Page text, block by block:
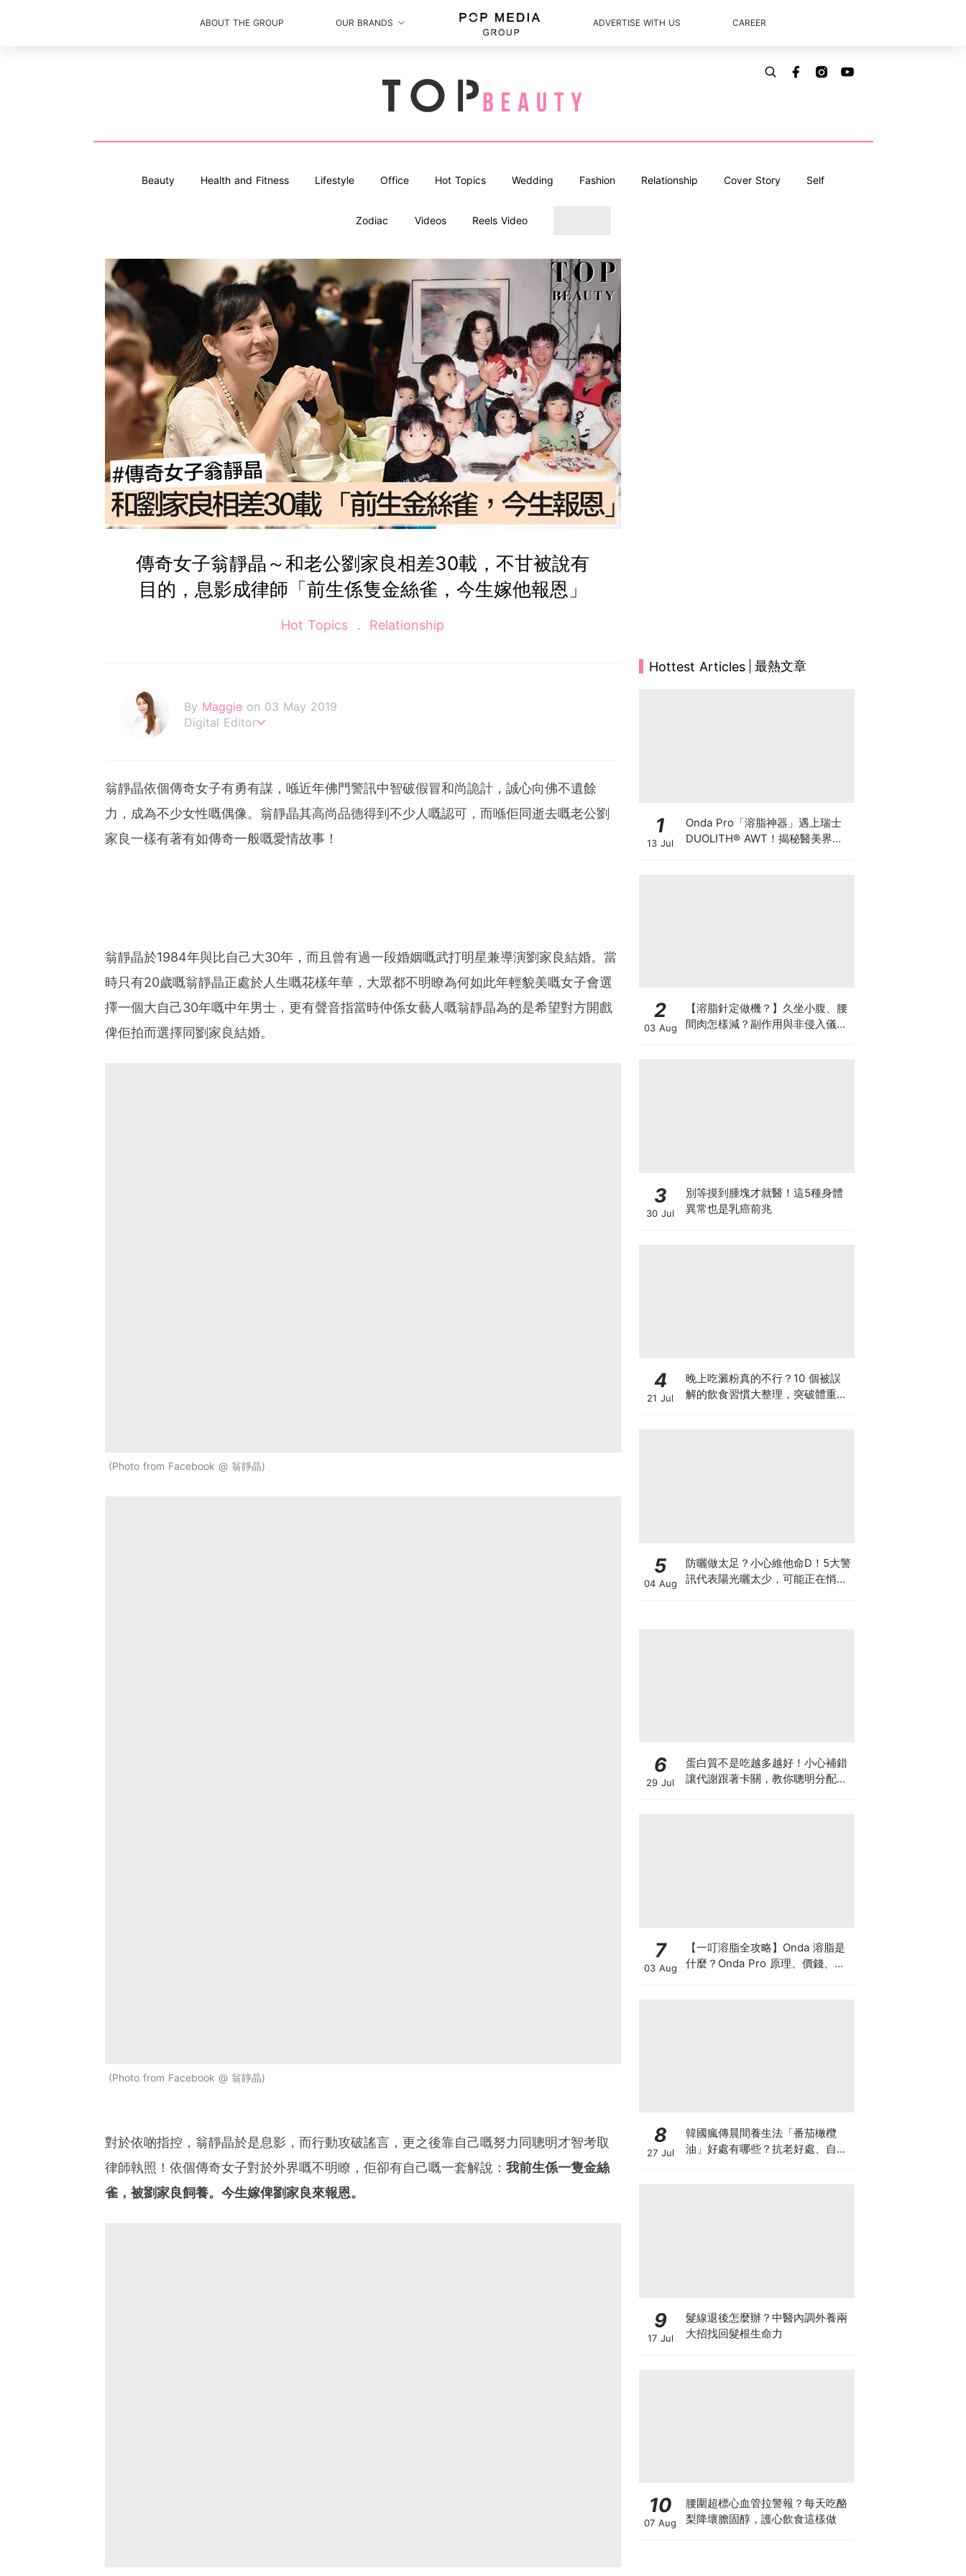
ABOUT THE GROUP OUR BRANDS ADVERTISE WITH US CAREER
Beauty Health and Fitness Lifestyle Office Hot Topics Wedding Fashion Relationship Cover Story Self
Zodiac Videos Reels Video
傳奇女子翁靜晶～和老公劉家良相差30載，不甘被說有
目的，息影成律師「前生係隻金絲雀，今生嫁他報恩」
Hot Topics Relationship
By Maggie on 03 May 2019
Digital Editor
翁靜晶依個傳奇女子有勇有謀，喺近年佛門警訊中智破假冒和尚詭計，誠心向佛不遺餘
力，成為不少女性嘅偶像。翁靜晶其高尚品德得到不少人嘅認可，而喺佢同逝去嘅老公劉
家良一樣有著有如傳奇一般嘅愛情故事！
翁靜晶於1984年與比自己大30年，而且曾有過一段婚姻嘅武打明星兼導演劉家良結婚。當
時只有20歲嘅翁靜晶正處於人生嘅花樣年華，大眾都不明瞭為何如此年輕貌美嘅女子會選
擇一個大自己30年嘅中年男士，更有聲音指當時仲係女藝人嘅翁靜晶為的是希望對方開戲
俾佢拍而選擇同劉家良結婚。
Photo from Facebook @ 翁靜晶
Photo from Facebook @ 翁靜晶
對於依啲指控，翁靜晶於是息影，而行動攻破謠言，更之後靠自己嘅努力同聰明才智考取
律師執照！依個傳奇女子對於外界嘅不明瞭，佢卻有自己嘅一套解說： 我前生係一隻金絲
雀，被劉家良飼養。今生嫁俾劉家良來報恩。
Hottest Articles 最熱文章
1
13 Jul
Onda Pro「溶脂神器」遇上瑞士
DUOLITH® AWT！揭秘醫美界悄
2
03 Aug
【溶脂針定做機？】久坐小腹、腰
間肉怎樣減？副作用與非侵入儀器
3
30 Jul
別等摸到腫塊才就醫！這5種身體
異常也是乳癌前兆
4
21 Jul
晚上吃澱粉真的不行？10 個被誤
解的飲食習慣大整理，突破體重停
5
04 Aug
防曬做太足？小心維他命D！5大警
訊代表陽光曬太少，可能正在悄悄
6
29 Jul
蛋白質不是吃越多越好！小心補錯
讓代謝跟著卡關，教你聰明分配三
7
03 Aug
【一叮溶脂全攻略】Onda 溶脂是
什麼？Onda Pro 原理、價錢、次
8
27 Jul
韓國瘋傳晨間養生法「番茄橄欖
油」好處有哪些？抗老好處、自製
9
17 Jul
髮線退後怎麼辦？中醫內調外養兩
大招找回髮根生命力
10
07 Aug
腰圍超標心血管拉警報？每天吃酪
梨降壞膽固醇，護心飲食這樣做